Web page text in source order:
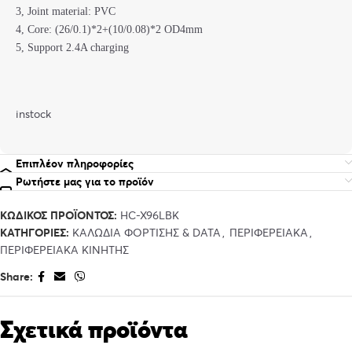
3, Joint material: PVC
4, Core: (26/0.1)*2+(10/0.08)*2 OD4mm
5, Support 2.4A charging
instock
Επιπλέον πληροφορίες
Ρωτήστε μας για το προϊόν
ΚΩΔΙΚΌΣ ΠΡΟΪΌΝΤΟΣ: HC-X96LBK
ΚΑΤΗΓΟΡΊΕΣ: ΚΑΛΩΔΙΑ ΦΟΡΤΙΣΗΣ & DATA, ΠΕΡΙΦΕΡΕΙΑΚΑ,
ΠΕΡΙΦΕΡΕΙΑΚΑ ΚΙΝΗΤΗΣ
Share:
Σχετικά προϊόντα